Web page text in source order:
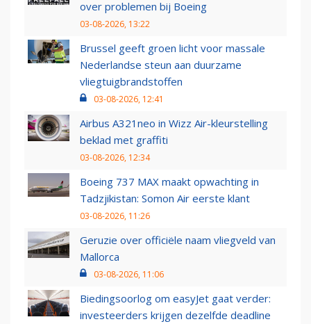
over problemen bij Boeing
03-08-2026, 13:22
Brussel geeft groen licht voor massale
Nederlandse steun aan duurzame
vliegtuigbrandstoffen
03-08-2026, 12:41
Airbus A321neo in Wizz Air-kleurstelling
beklad met graffiti
03-08-2026, 12:34
Boeing 737 MAX maakt opwachting in
Tadzjikistan: Somon Air eerste klant
03-08-2026, 11:26
Geruzie over officiële naam vliegveld van
Mallorca
03-08-2026, 11:06
Biedingsoorlog om easyJet gaat verder:
investeerders krijgen dezelfde deadline